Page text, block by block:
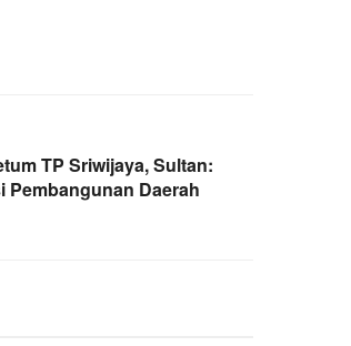
TP Sriwijaya, Sultan:
Pembangunan Daerah